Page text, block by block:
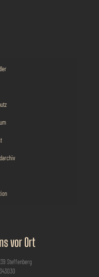
vor Ort
Steffenberg